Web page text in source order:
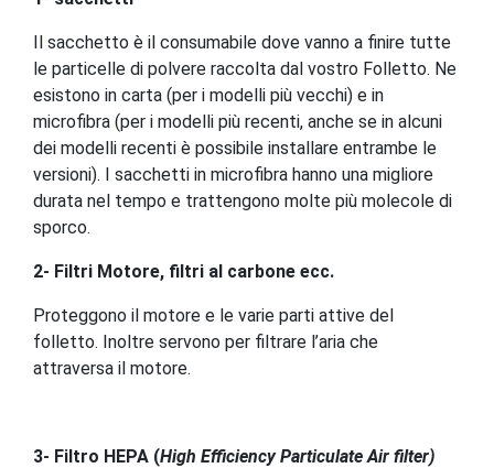
Il sacchetto è il consumabile dove vanno a finire tutte
le particelle di polvere raccolta dal vostro Folletto. Ne
esistono in carta (per i modelli più vecchi) e in
microfibra (per i modelli più recenti, anche se in alcuni
dei modelli recenti è possibile installare entrambe le
versioni). I sacchetti in microfibra hanno una migliore
durata nel tempo e trattengono molte più molecole di
sporco.
2- Filtri Motore, filtri al carbone ecc.
Proteggono il motore e le varie parti attive del
folletto. Inoltre servono per filtrare l’aria che
attraversa il motore.
3- Filtro HEPA (High Efficiency Particulate Air filter)